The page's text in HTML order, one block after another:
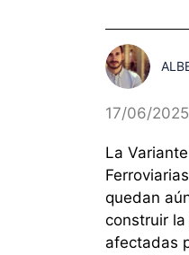
17/06/2025
La
quedan
construir
afectadas